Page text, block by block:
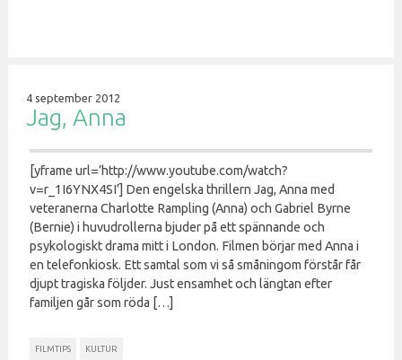
4 september 2012
Jag, Anna
[yframe url=’http://www.youtube.com/watch?
v=r_1I6YNX4SI’] Den engelska thrillern Jag, Anna med
veteranerna Charlotte Rampling (Anna) och Gabriel Byrne
(Bernie) i huvudrollerna bjuder på ett spännande och
psykologiskt drama mitt i London. Filmen börjar med Anna i
en telefonkiosk. Ett samtal som vi så småningom förstår får
djupt tragiska följder. Just ensamhet och längtan efter
familjen går som röda […]
FILMTIPS KULTUR